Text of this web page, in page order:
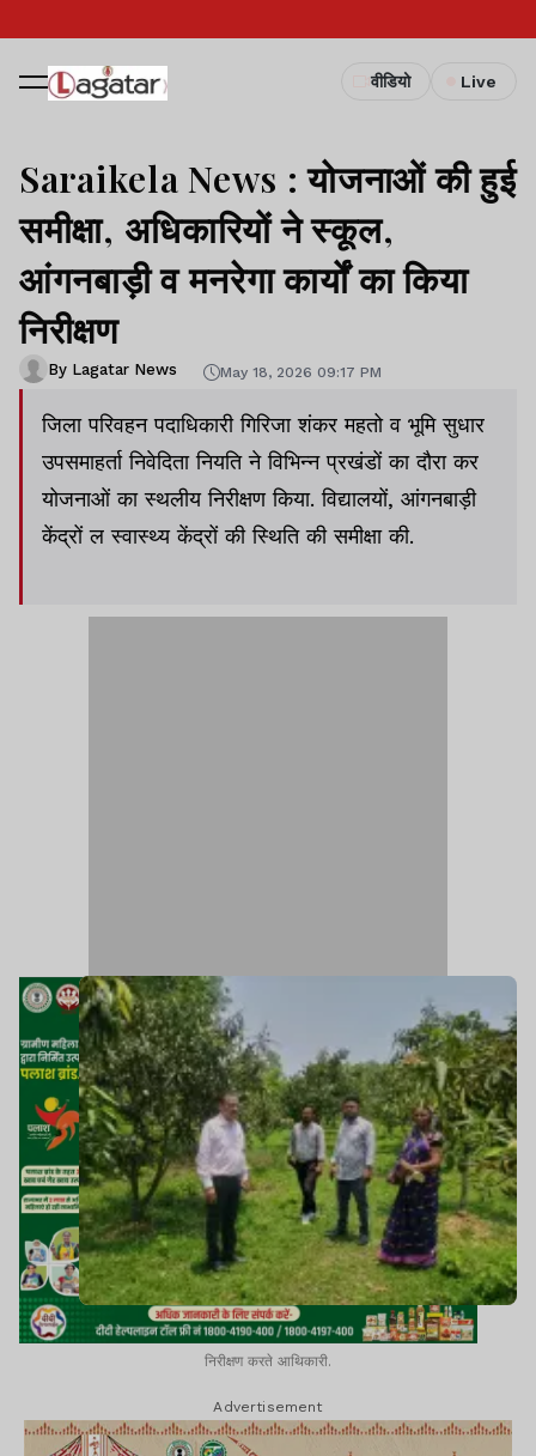
वीडियो Live
Saraikela News : योजनाओं की हुई
समीक्षा, अधिकारियों ने स्कूल,
आंगनबाड़ी व मनरेगा कार्यों का किया
निरीक्षण
By Lagatar News May 18, 2026 09:17 PM
जिला परिवहन पदाधिकारी गिरिजा शंकर महतो व भूमि सुधार
उपसमाहर्ता निवेदिता नियति ने विभिन्न प्रखंडों का दौरा कर
योजनाओं का स्थलीय निरीक्षण किया. विद्यालयों, आंगनबाड़ी
केंद्रों ल स्वास्थ्य केंद्रों की स्थिति की समीक्षा की.
निरीक्षण करते आथिकारी.
Advertisement